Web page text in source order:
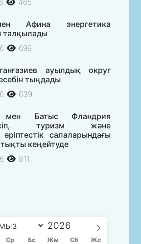
Афина энергетика
талқылады
699
ауылдық округ
тыңдады
639
мен Батыс Фландрия
туризм және
салаларындағы
кеңейтуде
811
Ср Бс Жм Сб Жс